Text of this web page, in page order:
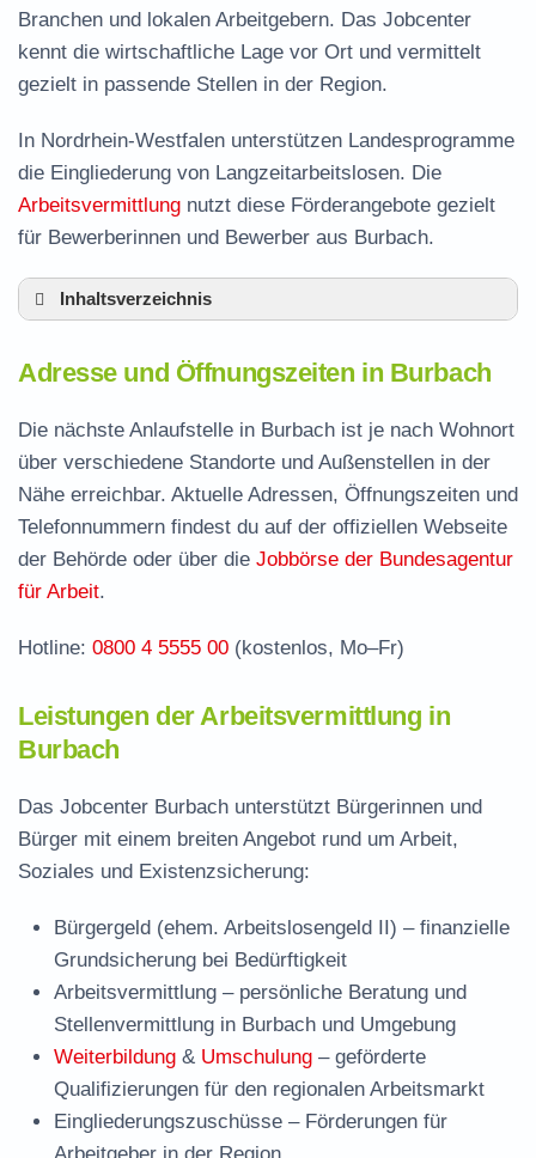
Branchen und lokalen Arbeitgebern. Das Jobcenter
kennt die wirtschaftliche Lage vor Ort und vermittelt
gezielt in passende Stellen in der Region.
In Nordrhein-Westfalen unterstützen Landesprogramme
die Eingliederung von Langzeitarbeitslosen. Die
Arbeitsvermittlung nutzt diese Förderangebote gezielt
für Bewerberinnen und Bewerber aus Burbach.
Inhaltsverzeichnis
Leistungen der Arbeitsvermittlung in Burbach
Termin vereinbaren und Bürgergeld beantragen
Jobcenter Siegen-Wittgenstein – zuständige
Stelle
Stellenangebote und Jobbörse in Burbach
Häufige Fragen rund ums Jobcenter
Adresse und Öffnungszeiten in Burbach
Die nächste Anlaufstelle in Burbach ist je nach Wohnort
über verschiedene Standorte und Außenstellen in der
Nähe erreichbar. Aktuelle Adressen, Öffnungszeiten und
Telefonnummern findest du auf der offiziellen Webseite
der Behörde oder über die Jobbörse der Bundesagentur
für Arbeit.
Hotline: 0800 4 5555 00 (kostenlos, Mo–Fr)
Leistungen der Arbeitsvermittlung in
Burbach
Das Jobcenter Burbach unterstützt Bürgerinnen und
Bürger mit einem breiten Angebot rund um Arbeit,
Soziales und Existenzsicherung:
Bürgergeld (ehem. Arbeitslosengeld II) – finanzielle
Grundsicherung bei Bedürftigkeit
Arbeitsvermittlung – persönliche Beratung und
Stellenvermittlung in Burbach und Umgebung
Weiterbildung & Umschulung – geförderte
Qualifizierungen für den regionalen Arbeitsmarkt
Eingliederungszuschüsse – Förderungen für